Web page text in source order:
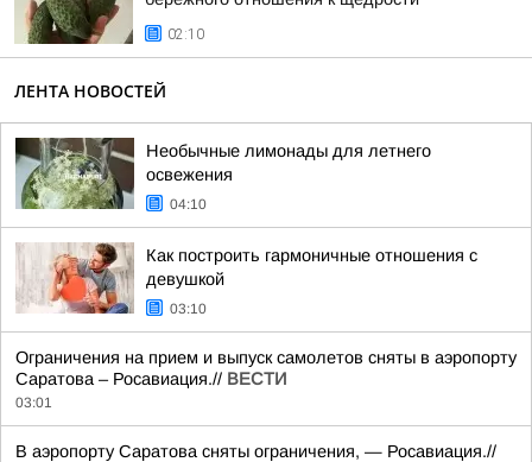
02:10
ЛЕНТА НОВОСТЕЙ
Необычные лимонады для летнего
освежения
04:10
Как построить гармоничные отношения с
девушкой
03:10
Ограничения на прием и выпуск самолетов сняты в аэропорту
Саратова – Росавиация.// ВЕСТИ
03:01
В аэропорту Саратова сняты ограничения, — Росавиация.//